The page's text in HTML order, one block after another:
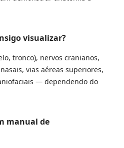
visualizar?
tronco), nervos cranianos,
vias aéreas superiores,
— dependendo do
manual de